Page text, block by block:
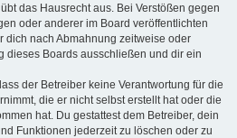
das Hausrecht aus. Bei Verstößen gegen
oder anderer im Board veröffentlichten
dich nach Abmahnung zeitweise oder
dieses Boards ausschließen und dir ein
der Betreiber keine Verantwortung für die
die er nicht selbst erstellt hat oder die
hat. Du gestattest dem Betreiber, dein
Funktionen jederzeit zu löschen oder zu